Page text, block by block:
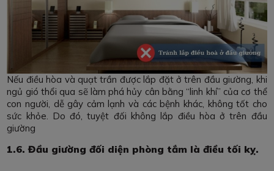
Nếu điều hòa và quạt trần được lắp đặt ở trên đầu giường, khi
ngủ gió thổi qua sẽ làm phá hủy cân bằng “linh khí” của cơ thể
con người, dễ gây cảm lạnh và các bệnh khác, không tốt cho
sức khỏe. Do đó, tuyệt đối không lắp điều hòa ở trên đầu
giường
1.6. Đầu giường đối diện phòng tắm là điều tối kỵ.